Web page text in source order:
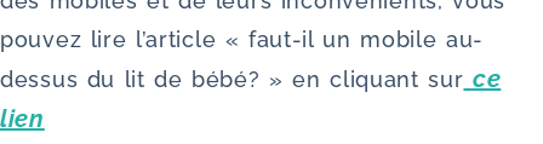
pouvez lire l’article « faut-il un mobile au-
dessus du lit de bébé? » en cliquant sur ce
lien